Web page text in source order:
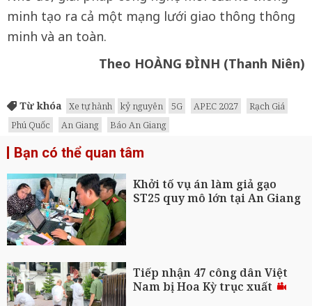
minh tạo ra cả một mạng lưới giao thông thông
minh và an toàn.
Theo HOÀNG ĐÌNH (Thanh Niên)
Từ khóa Xe tự hành kỷ nguyên 5G APEC 2027
Rạch Giá
Phú Quốc
An Giang Báo An Giang
Bạn có thể quan tâm
Khởi tố vụ án làm giả gạo
ST25 quy mô lớn tại An Giang
Tiếp nhận 47 công dân Việt
Nam bị Hoa Kỳ trục xuất